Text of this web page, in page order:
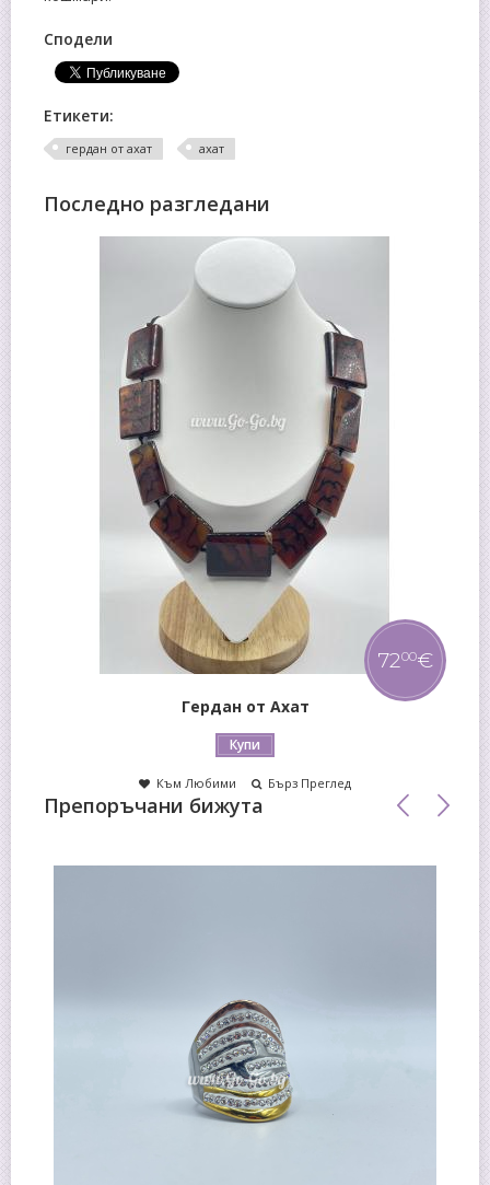
Сподели
Етикети:
гердан от ахат ахат
Последно разгледани
Гердан от Ахат
7200€
Купи
Към Любими Бърз Преглед
Препоръчани бижута